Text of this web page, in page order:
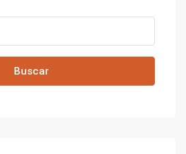
Buscar